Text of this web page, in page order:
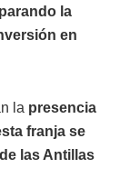
la
en
la presencia
franja se
las Antillas